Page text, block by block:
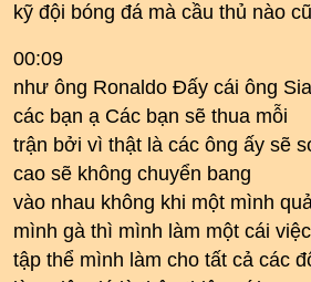
kỹ đội bóng đá mà cầu thủ nào
00:09
như ông Ronaldo Đấy cái ông
các bạn ạ Các bạn sẽ thua mỗi
trận bởi vì thật là các ông ấy sẽ
cao sẽ không chuyển bang
vào nhau không khi một mình
mình gà thì mình làm một cái việc
tập thể mình làm cho tất cả các